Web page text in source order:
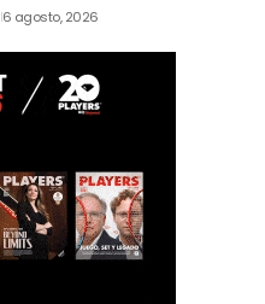
6 agosto, 2026